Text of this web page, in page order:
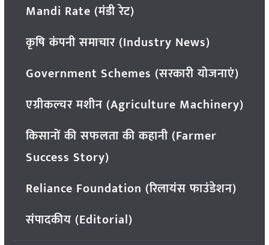
Mandi Rate (मंडी रेट)
कृषि कंपनी समाचार (Industry News)
Government Schemes (सरकारी योजनाएं)
एग्रीकल्चर मशीन (Agriculture Machinery)
किसानों की सफलता की कहानी (Farmer
Success Story)
Reliance Foundation (रिलायंस फाउंडेशन)
संपादकीय (Editorial)